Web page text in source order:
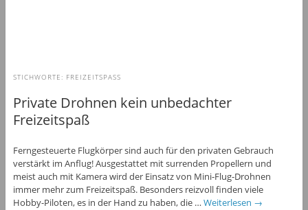
STICHWORTE: FREIZEITSPASS
Private Drohnen kein unbedachter
Freizeitspaß
Ferngesteuerte Flugkörper sind auch für den privaten Gebrauch
verstärkt im Anflug! Ausgestattet mit surrenden Propellern und
meist auch mit Kamera wird der Einsatz von Mini-Flug-Drohnen
immer mehr zum Freizeitspaß. Besonders reizvoll finden viele
Hobby-Piloten, es in der Hand zu haben, die … Weiterlesen →